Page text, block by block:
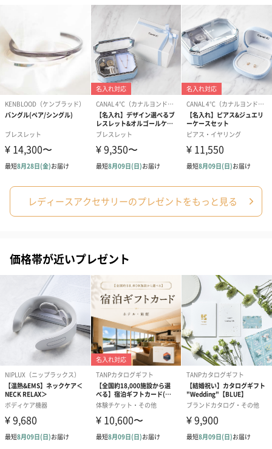
スイーツ
スイーツを同梱してお届けいたします。ギフトへの＋αにおすすめ
です。
ゼリーバウム カット
麦わらパンダバウム
3層デザート
スキンケアグッズ
スキンケアグッズを同梱してお届けします。
ハンドクリーム3本セッ
ト【ありがとう】
シャワージェル＆ハン
ドクリーム（ピンクグ
シャワージェ
ドクリーム（
レディースアクセサリーのプレゼントをもっと見る
価格帯が近いプレゼント